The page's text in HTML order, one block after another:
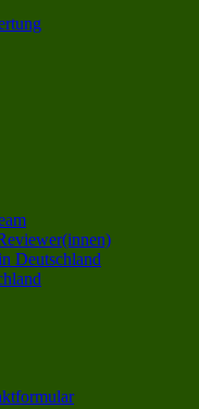
Deutschland